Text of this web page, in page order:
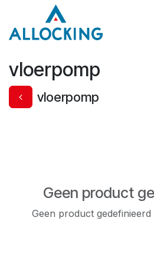
Overslaan naar inhoud
vloerpomp
vloerpomp
Geen product
Geen product